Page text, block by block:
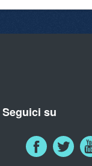
Seguici su